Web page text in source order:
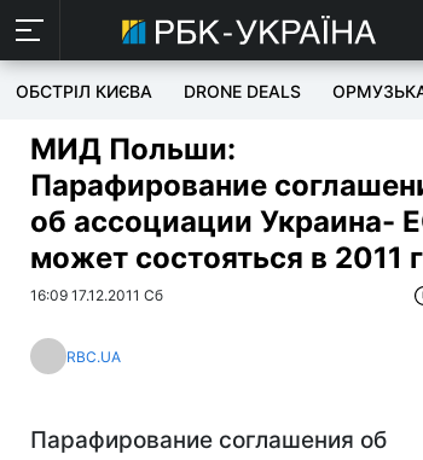
ОБСТРІЛ КИЄВА DRONE DEALS
МИД Польши:
Парафирование
об ассоциации Украина-
может состояться в 2011 г
16:09 17.12.2011 Сб
RBC.UA
Парафирование соглашения об